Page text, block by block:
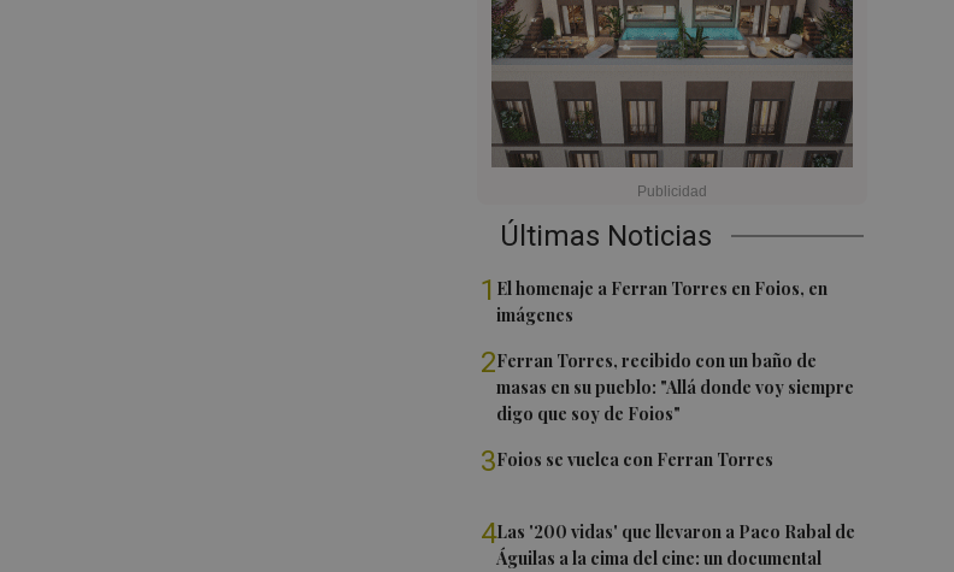
Últimas Noticias
1 El homenaje a Ferran Torres en Foios, en
imágenes
2Ferran Torres, recibido con un baño de
masas en su pueblo: "Allá donde voy siempre
digo que soy de Foios"
3Foios se vuelca con Ferran Torres
4Las '200 vidas' que llevaron a Paco Rabal de
Águilas a la cima del cine: un documental